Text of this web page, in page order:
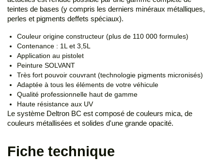
teintes de bases (y compris les derniers minéraux métalliques,
perles et pigments deffets spéciaux).
Couleur origine constructeur (plus de 110 000 formules)
Contenance : 1L et 3,5L
Application au pistolet
Peinture SOLVANT
Très fort pouvoir couvrant (technologie pigments micronisés)
Adaptée à tous les éléments de votre véhicule
Qualité professionnelle haut de gamme
Haute résistance aux UV
Le système Deltron BC est composé de couleurs mica, de
couleurs métallisées et solides d'une grande opacité.
Fiche technique